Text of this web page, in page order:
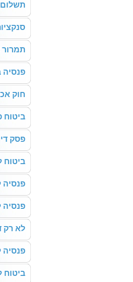
תשלום
תמרור
פנסיה
חוק
ביטוח
פסק דין
ביטוח
לא רק
פנסיה